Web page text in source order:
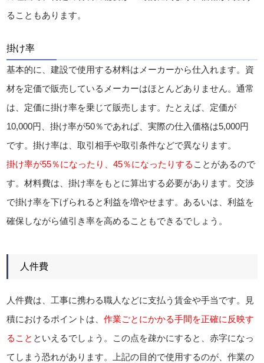
ることもあります。
掛け率
基本的に、建設で使用する材料はメーカーから仕入れます。資
材を定価で販売しているメーカーはほとんどありません。通常
は、定価に掛け率を乗じて販売します。たとえば、定価が
10,000円、掛け率が50％であれば、実際の仕入価格は5,000円
です。掛け率は、取引相手や取引条件などで異なります。
掛け率が55％になったり、45％になったりする ことがあるので
す。材料費は、掛け率をもとに算出する必要があります。交渉
で掛け率を下げられると利益を増やせます。あるいは、利益を
確保しながら値引き率を高めることもできるでしょう。
人件費
人件費は、工事に携わる職人などに支払う賃金や手当です。見
積におけるポイントは、作業ごとにかかる手間を正確に反映す
ること といえるでしょう。この点を疎かにすると、赤字になっ
てしまう恐れがあります。上記の目的で使用するのが、作業の